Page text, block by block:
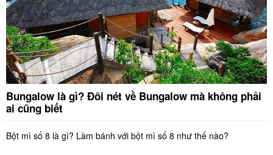
Bungalow là gì? Đôi nét về Bungalow mà không phải
ai cũng biết
Bột mì số 8 là gì? Làm bánh với bột mì số 8 như thế nào?